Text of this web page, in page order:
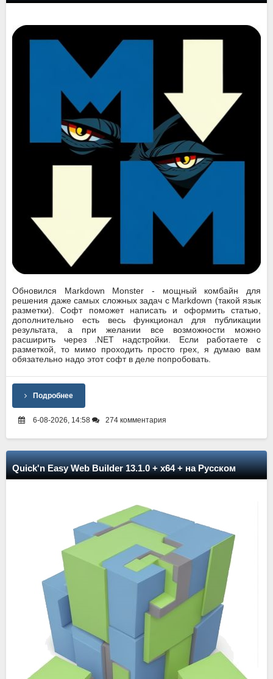
Обновился Markdown Monster - мощный комбайн для
решения даже самых сложных задач с Markdown (такой язык
разметки). Софт поможет написать и оформить статью,
дополнительно есть весь функционал для публикации
результата, а при желании все возможности можно
расширить через .NET надстройки. Если работаете с
разметкой, то мимо проходить просто грех, я думаю вам
обязательно надо этот софт в деле попробовать.
Подробнее
6-08-2026, 14:58 274 комментария
Quick'n Easy Web Builder 13.1.0 + x64 + на Русском